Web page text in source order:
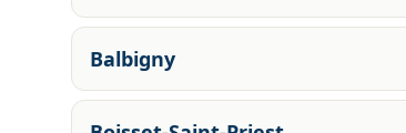
Balbigny